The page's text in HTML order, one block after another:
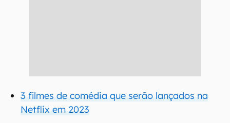
3 filmes de comédia que serão lançados na
Netflix em 2023